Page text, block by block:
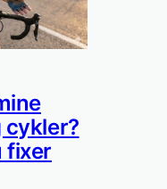
cykler?
fixer